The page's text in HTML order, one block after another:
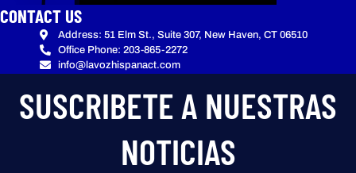
CONTACT US
Address: 51 Elm St., Suite 307, New Haven, CT 06510
Office Phone: 203-865-2272
info@lavozhispanact.com
SUSCRIBETE A NUESTRAS
NOTICIAS